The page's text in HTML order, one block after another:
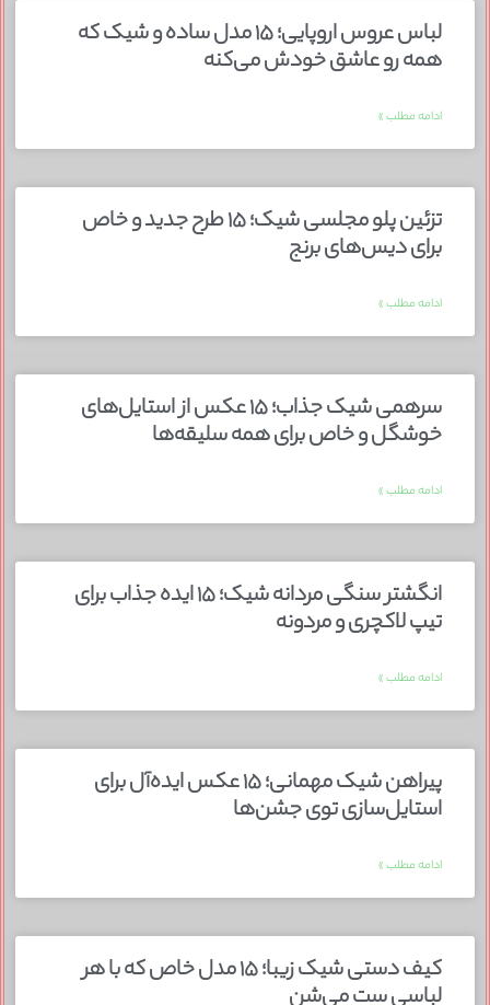
لباس عروس اروپایی؛ ۱۵ مدل ساده و شیک که
همه رو عاشق خودش می‌کنه
ادامه مطلب »
تزئین پلو مجلسی شیک؛ ۱۵ طرح جدید و خاص
برای دیس‌های برنج
ادامه مطلب »
سرهمی شیک جذاب؛ ۱۵ عکس از استایل‌های
خوشگل و خاص برای همه سلیقه‌ها
ادامه مطلب »
انگشتر سنگی مردانه شیک؛ ۱۵ ایده جذاب برای
تیپ لاکچری و مردونه
ادامه مطلب »
پیراهن شیک مهمانی؛ ۱۵ عکس ایده‌آل برای
استایل‌سازی توی جشن‌ها
ادامه مطلب »
کیف دستی شیک زیبا؛ ۱۵ مدل خاص که با هر